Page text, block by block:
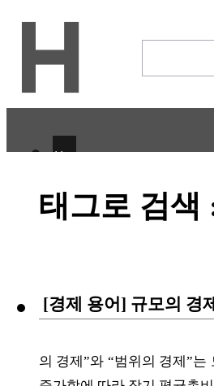
H
CULTURE
STORY
ETC
태그로 검
[경제 용어] 규모의 경
의 경제”와 “범위의 경제”